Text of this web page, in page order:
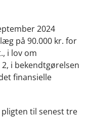
2024
på 90.000 kr. for
i lov om
i bekendtgørelsen
finansielle
til senest tre